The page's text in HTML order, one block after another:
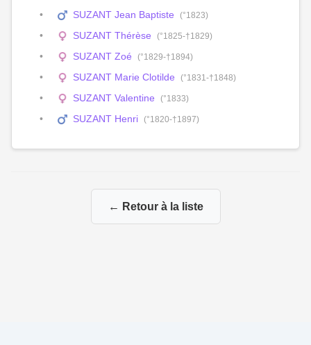
SUZANT Jean Baptiste (°1823)
SUZANT Thérèse (°1825-†1829)
SUZANT Zoé (°1829-†1894)
SUZANT Marie Clotilde (°1831-†1848)
SUZANT Valentine (°1833)
SUZANT Henri (°1820-†1897)
← Retour à la liste